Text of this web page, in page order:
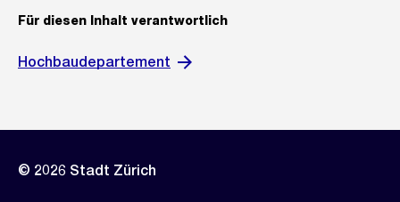
Für diesen Inhalt verantwortlich
Hochbaudepartement
© 2026 Stadt Zürich